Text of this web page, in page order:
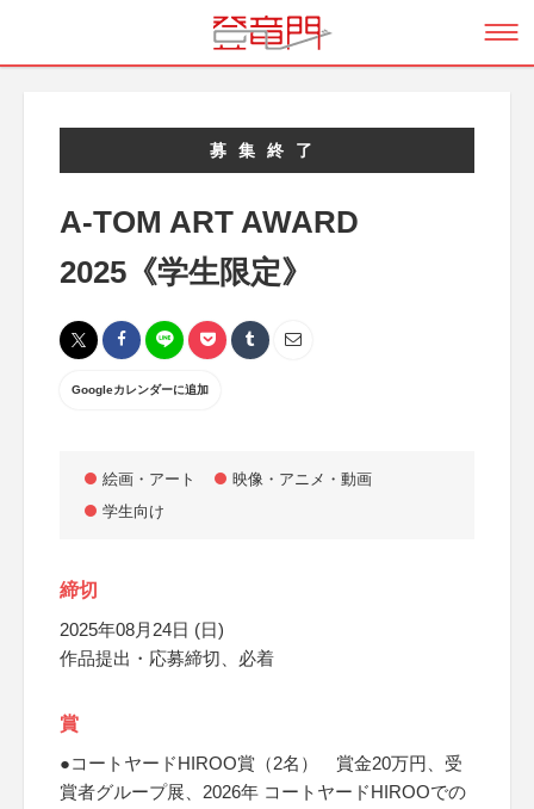
募集終了
A-TOM ART AWARD
2025《学生限定》
Googleカレンダーに追加
絵画・アート
映像・アニメ・動画
学生向け
締切
2025年08月24日 (日)
作品提出・応募締切、必着
賞
●コートヤードHIROO賞（2名） 賞金20万円、受
賞者グループ展、2026年 コートヤードHIROOでの